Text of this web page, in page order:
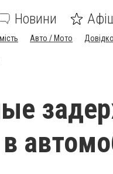
Новини
Авто / Мото
в